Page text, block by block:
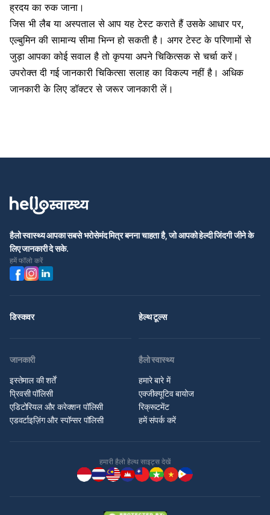
ह्रदय का रुक जाना।
जिस भी लैब या अस्पताल से आप यह टेस्ट कराते हैं उसके आधार पर,
एल्बुमिन की सामान्य सीमा भिन्न हो सकती है। अगर टेस्ट के परिणामों से
जुड़ा आपका कोई सवाल है तो कृपया अपने चिकित्सक से चर्चा करें।
उपरोक्त दी गई जानकारी चिकित्सा सलाह का विकल्प नहीं है। अधिक
जानकारी के लिए डॉक्टर से जरूर जानकारी लें।
हैलो स्वास्थ्य आपका सबसे भरोसेमंद मित्र बनना चाहता है, जो आपको हेल्दी जिंदगी जीने के
लिए जानकारी दे सके.
हमें फॉलो करें
डिस्कवर हेल्थ टूल्स
जानकारी
इस्तेमाल की शर्तें
प्रिवसी पॉलिसी
एडिटोरियल और करेक्शन पॉलिसी
एडवर्टाइज़िंग और स्पॉन्सर पॉलिसी
हैलो स्वास्थ्य
हमारे बारे में
एक्जीक्यूटिव बायोज
रिक्रूटमेंट
हमें संपर्क करें
हमारी हैलो हेल्थ साइट्स देखें